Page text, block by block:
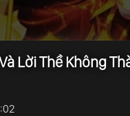
Lời Thề Không